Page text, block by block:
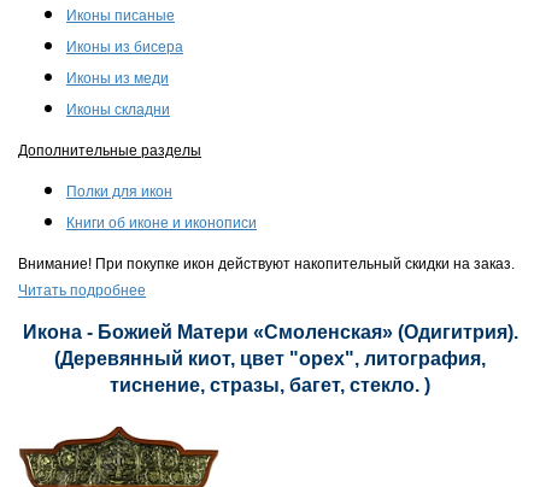
Иконы писаные
Иконы из бисера
Иконы из меди
Иконы складни
Дополнительные разделы
Полки для икон
Книги об иконе и иконописи
Внимание! При покупке икон действуют накопительный скидки на заказ.
Читать подробнее
Икона - Божией Матери «Смоленская» (Одигитрия).
(Деревянный киот, цвет "орех", литография,
тиснение, стразы, багет, стекло. )